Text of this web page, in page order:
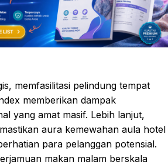
memfasilitasi pelindung tempat
memberikan dampak
yang amat masif. Lebih lanjut,
aura kemewahan aula hotel
para pelanggan potensial.
makan malam berskala